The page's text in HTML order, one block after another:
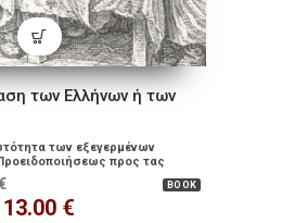
των Ελλήνων ή των
των εξεγερμένων
προς τας
πρώτου διπλωματικού
BOOK
€
13.00 €